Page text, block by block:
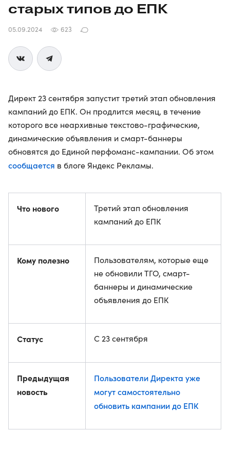
старых типов до ЕПК
05.09.2024 623
Директ 23 сентября запустит третий этап обновления
кампаний до ЕПК. Он продлится месяц, в течение
которого все неархивные текстово-графические,
динамические объявления и смарт-баннеры
обновятся до Единой перфоманс-кампании. Об этом
сообщается в блоге Яндекс Рекламы.
Что нового
Третий этап обновления
кампаний до ЕПК
Кому полезно
Пользователям, которые еще
не обновили ТГО, смарт-
баннеры и динамические
объявления до ЕПК
Статус С 23 сентября
Предыдущая
новость
Пользователи Директа уже
могут самостоятельно
обновить кампании до ЕПК